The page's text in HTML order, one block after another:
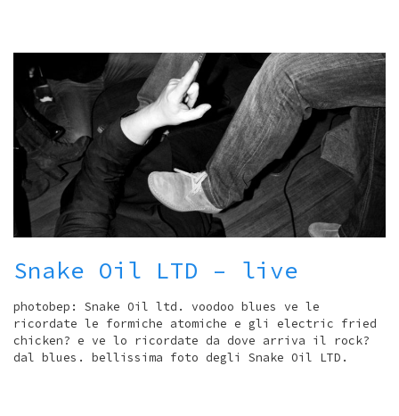
Snake Oil LTD – live
photobep: Snake Oil ltd. voodoo blues ve le
ricordate le formiche atomiche e gli electric fried
chicken? e ve lo ricordate da dove arriva il rock?
dal blues. bellissima foto degli Snake Oil LTD.